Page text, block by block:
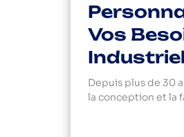
Vos
Depuis plus de 30
la conception et la